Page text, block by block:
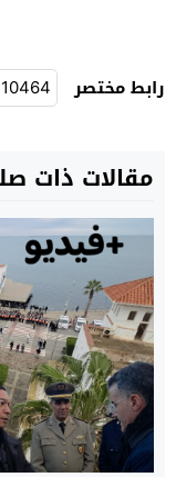
رابط مختصر
مقالات ذات